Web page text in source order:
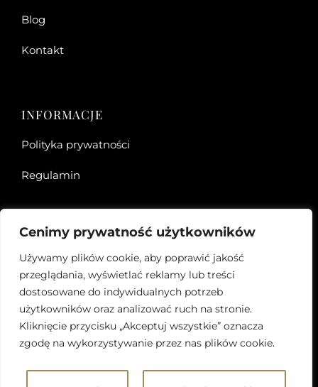
Cenimy prywatność użytkowników
Używamy plików cookie, aby poprawić jakość
przeglądania, wyświetlać reklamy lub treści
dostosowane do indywidualnych potrzeb
użytkowników oraz analizować ruch na stronie.
Kliknięcie przycisku „Akceptuj wszystkie” oznacza
zgodę na wykorzystywanie przez nas plików cookie.
Blog
Kontakt
INFORMACJE
Polityka prywatności
Regulamin
DANE KONTAKTOWE
ul. Sportowa 31
57-450 Ludwikowice Kłodzkie
pracownia@pureandraw.pl
502-303-472